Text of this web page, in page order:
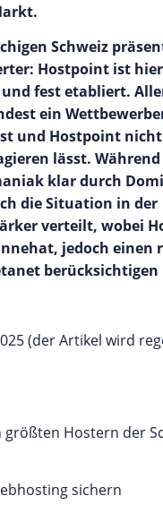
Schweiz
Hostpoint ist
fest etabliert.
ein
und Hostpoint
lässt.
klar durch
die Situation in der
verteilt, wobei
jedoch einen
berücksichtigen
(der Artikel wird
Hostern der
sichern